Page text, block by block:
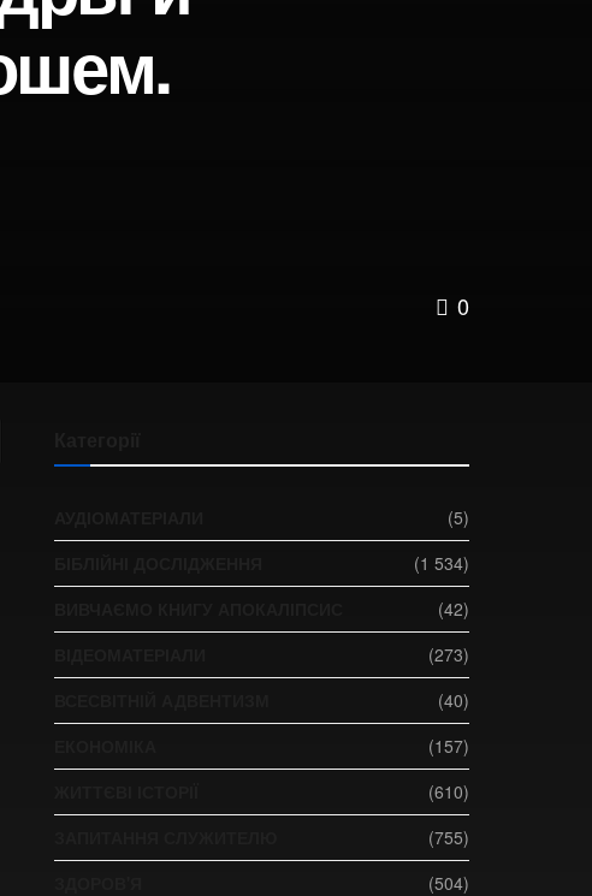
0
(5)
(1 534)
(42)
(273)
(40)
(157)
(610)
(755)
(504)